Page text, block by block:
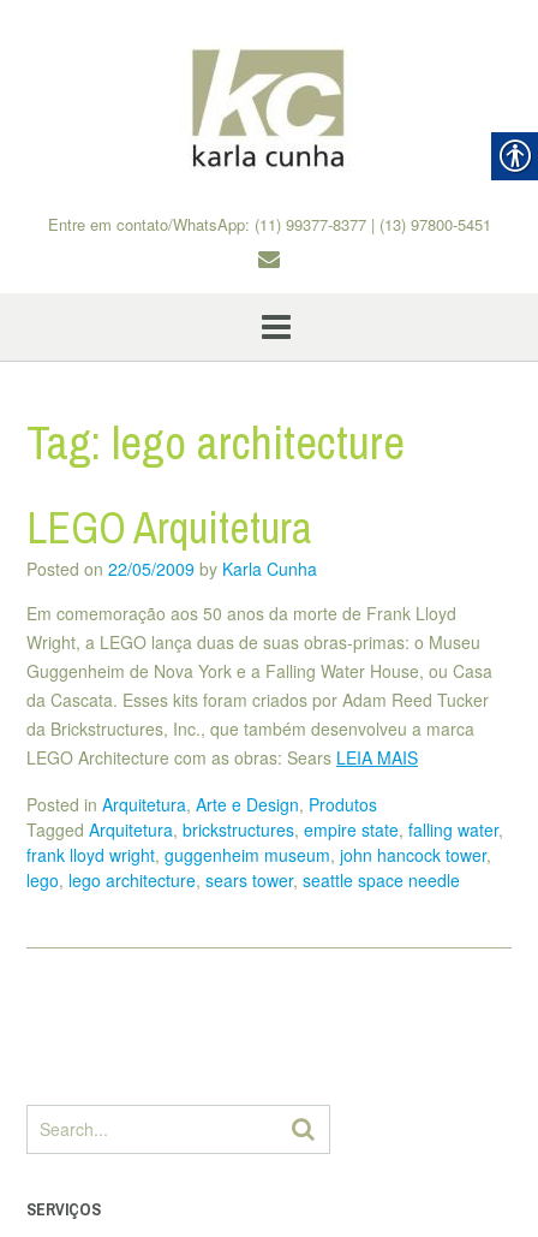
Entre em contato/WhatsApp: (11) 99377-8377 | (13) 97800-5451
Tag: lego architecture
LEGO Arquitetura
Posted on 22/05/2009 by Karla Cunha
Em comemoração aos 50 anos da morte de Frank Lloyd
Wright, a LEGO lança duas de suas obras-primas: o Museu
Guggenheim de Nova York e a Falling Water House, ou Casa
da Cascata. Esses kits foram criados por Adam Reed Tucker
da Brickstructures, Inc., que também desenvolveu a marca
LEGO Architecture com as obras: Sears LEIA MAIS
Posted in Arquitetura, Arte e Design, Produtos
Tagged Arquitetura, brickstructures, empire state, falling water,
frank lloyd wright, guggenheim museum, john hancock tower,
lego, lego architecture, sears tower, seattle space needle
SERVIÇOS